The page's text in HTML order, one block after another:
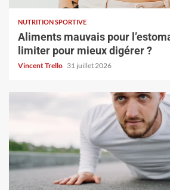
NUTRITION SPORTIVE
Aliments mauvais pour
limiter pour mieux digérer ?
Vincent Trello 31 juillet 2026